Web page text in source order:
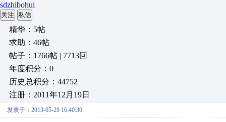
sdzhibohui
关注 私信
精华：5帖
求助：46帖
帖子：1766帖 | 7713回
年度积分：0
历史总积分：44752
注册：2011年12月19日
发表于：2013-05-29 16:40:30